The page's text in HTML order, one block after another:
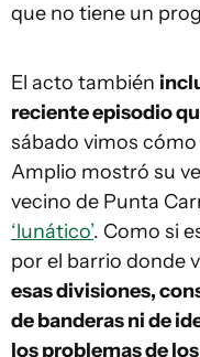
que no tiene un
El acto también
reciente episodio
sábado vimos
Amplio mostró su
vecino de Punta
‘lunático’. Como si
por el barrio donde
esas divisiones,
de banderas ni de
los problemas de